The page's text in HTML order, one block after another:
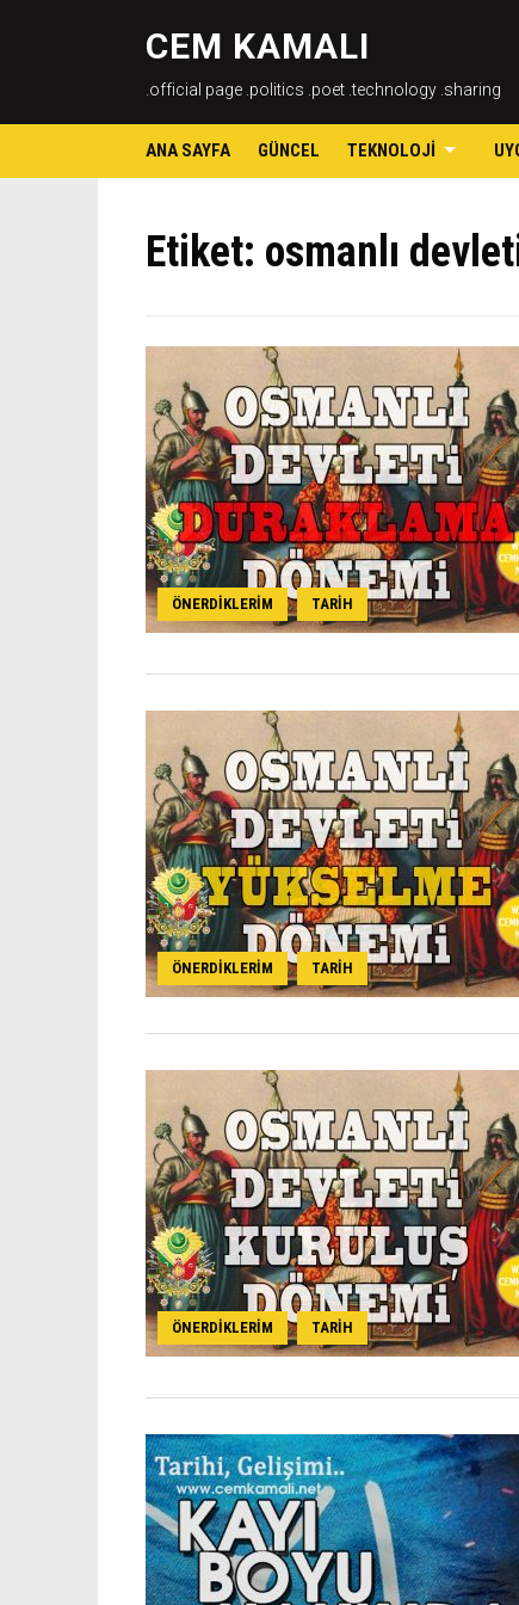
CEM KAMALI
.official page .politics .poet .technology .sharing
ANA SAYFA GÜNCEL TEKNOLOJI
Etiket: osmanlı
ÖNERDIKLERIM , TARIH
ÖNERDIKLERIM , TARIH
ÖNERDIKLERIM , TARIH